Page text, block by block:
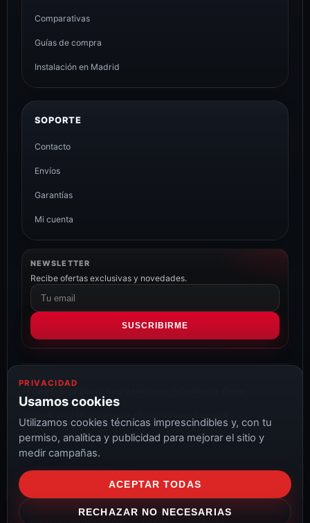
Comparativas
Guías de compra
Instalación en Madrid
SOPORTE
Contacto
Envíos
Garantías
Mi cuenta
NEWSLETTER
Recibe ofertas exclusivas y novedades.
Correo
electrónico
SUSCRIBIRME
© 2026 CCTV & Alarmas
PRIVACIDAD
Usamos cookies
Utilizamos cookies técnicas imprescindibles y, con tu
permiso, analítica y publicidad para mejorar el sitio y
medir campañas.
ACEPTAR TODAS
RECHAZAR NO NECESARIAS